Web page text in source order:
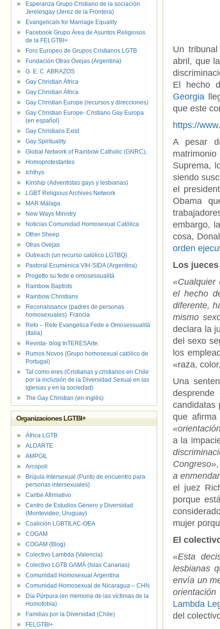
Un
abril, que
El hecho
Georgia
que este
https://
A pesar
Suprema,
siendo
el
Obama
embargo,
cosa,
orden
Los
«Cualquier
el hecho
diferente,
mismo
declara la
del sexo
los
«raza,
Una
candidatas
que afirma
a la
Congreso»
a
el juez
porque
mujer
El
«Esta
lesbianas
envía un
Lambda
del
Esperanza Grupo Cristiano de la sociación
Jerelesgay (Jerez de la Frontera)
Evangelicals for Marriage Equality
Facebook Grupo Área de Asuntos Religiosos
de la FELGTBI+
Foro Europeo de Grupos Cristianos LGTB
Fundación Otras Ovejas (Argentina)
G. E. C. ABRAZOS
Gay Christian África
Gay Christian África
Gay Christian Europe (recursos y direcciones)
Gay Christian Europe- Cristiano Gay Europa
(en español)
Gay Christians Exist
Gay Spirituality
Global Network of Rainbow Catholic (GNRC),
Homoprotestantes
Ichthys
Kinship (Adventistas gays y lesbianas)
LGBT Religious Archives Network
MAR Málaga
New Ways Ministry
Noticias Comunidad Homosexual Católica
Other Sheep
Otras Ovejas
Outreach (un recurso católico LGTBQ)
Pastoral Ecuménica VIH-SIDA (Argentina)
Progetto su fede e omosessualità
Rainbow Baptists
Rainbow Christians
Reconaissance (padres de personas
homosexuales). Francia
Refo – Rete Evangelica Fede e Omosessualità
(Italia)
Revista- blog InTERESArte.
Rumos Novos (Grupo homosexual católico de
Portugal)
Tal como eres (Cristianas y cristianos en Chile
por la inclusión de la Diversidad Sexual en las
iglesias y en la sociedad)
The Gay Christian (en inglés)
Organizaciones LGTBI+
África LGTB
ALDARTE
AMPGIL
Arcopoli
Brújula Intersexual (Punto de encuentro para
personas intersexuales)
Caribe Afirmativo
Centro de Estudios Género y Diversidad
(Montevideo, Uruguay)
Coalición LGBTILAC-OEA
COGAM
COGAM (Blog)
Colectivo Lambda (Valencia)
Colectivo LGTB GAMÁ (Islas Canarias)
Comunidad Homosexual Argentina
Comunidad Homosexual de Nicaragua – CHN
Día Púrpura (en memoria de las víctimas de la
Homofobia)
Familias por la Diversidad (Chile)
FELGTBI+